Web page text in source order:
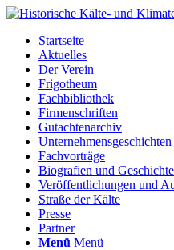
Startseite
Aktuelles
Der Verein
Frigotheum
Fachbibliothek
Firmenschriften
Gutachtenarchiv
Unternehmensgeschichten
Fachvorträge
Biografien und
Veröffentlichungen und
Straße der Kälte
Presse
Partner
Menü Menü